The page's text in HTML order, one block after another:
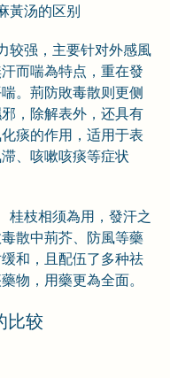
黃汤的区别
较强，主要针对外感風
而喘為特点，重在發
。荊防敗毒散则更侧
，除解表外，还具有
痰的作用，适用于表
、咳嗽咳痰等症状
桂枝相须為用，發汗之
散中荊芥、防風等藥
和，且配伍了多种祛
物，用藥更為全面。
比较